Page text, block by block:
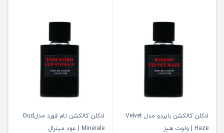
ادکلن کالکشن بایردو مدل Velvet
Haze | ولوت هیز
ادکلن کالکشن تام فورد مدلOud
Minerale | عود مینرال